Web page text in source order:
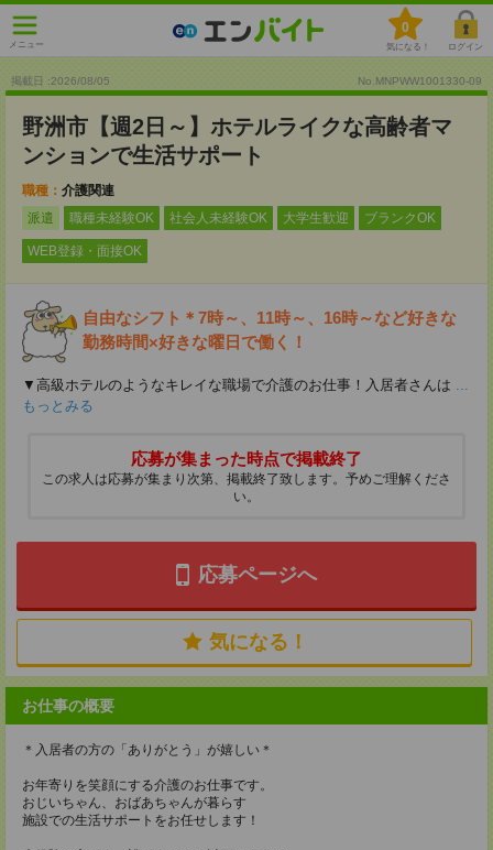
メニュー
0
気になる！ ログイン
掲載日 :2026/08/05 No.MNPWW1001330-09
野洲市【週2日～】ホテルライクな高齢者マ
ンションで生活サポート
職種： 介護関連
派遣
職種未経験OK 社会人未経験OK 大学生歓迎 ブランクOK
WEB登録・面接OK
自由なシフト＊7時～、11時～、16時～など好きな
勤務時間×好きな曜日で働く！
▼高級ホテルのようなキレイな職場で介護のお仕事！入居者さんは ...
もっとみる
応募が集まった時点で掲載終了
この求人は応募が集まり次第、掲載終了致します。予めご理解くださ
い。
応募ページへ
気になる！
お仕事の概要
＊入居者の方の「ありがとう」が嬉しい＊
お年寄りを笑顔にする介護のお仕事です。
おじいちゃん、おばあちゃんが暮らす
施設での生活サポートをお任せします！